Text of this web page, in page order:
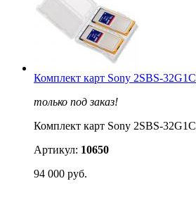
Комплект карт Sony 2SBS-32G1C
только под заказ!
Комплект карт Sony 2SBS-32G1C
Артикул: 10650
94 000 руб.